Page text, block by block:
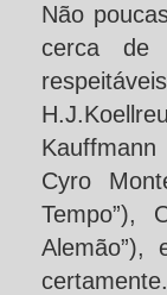
Não
cerca de
Kauffmann
Cyro
Tempo”),
Alemão”),